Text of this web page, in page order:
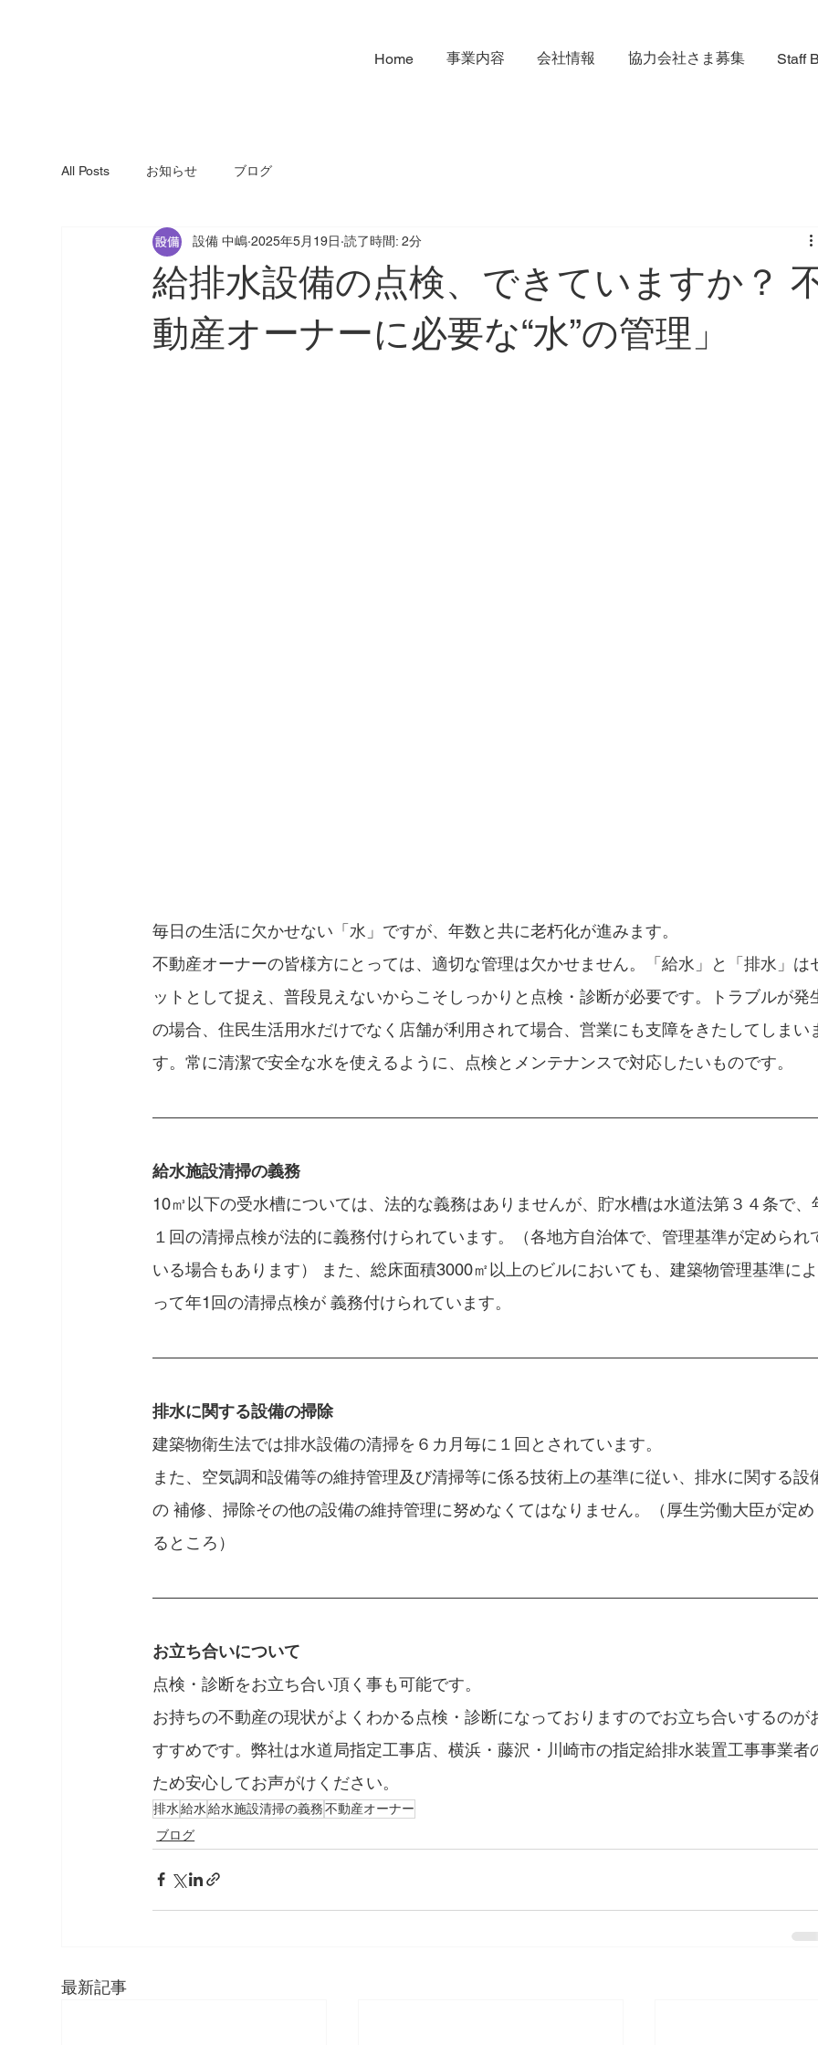
Home 事業内容 会社情報 協力会社さま募集 Staff
All Posts お知らせ ブログ
給排水設備の点検、できていますか？
動産オーナーに必要な“水”の管理」
設備 中嶋 2025年5月19日 読了時間: 2分
毎日の生活に欠かせない「水」ですが、年数と共に老朽化が進みます。
不動産オーナーの皆様方にとっては、適切な管理は欠かせません。「給水」と「排水」は
ットとして捉え、普段見えないからこそしっかりと点検・診断が必要です。トラブルが発
の場合、住民生活用水だけでなく店舗が利用されて場合、営業にも支障をきたしてしまい
す。常に清潔で安全な水を使えるように、点検とメンテナンスで対応したいものです。
給水施設清掃の義務
10㎥以下の受水槽については、法的な義務はありませんが、貯水槽は水道法第３４条で、
１回の清掃点検が法的に義務付けられています。（各地方自治体で、管理基準が定められ
いる場合もあります） また、総床面積3000㎡以上のビルにおいても、建築物管理基準によ
って年1回の清掃点検が 義務付けられています。
排水に関する設備の掃除
建築物衛生法では排水設備の清掃を６カ月毎に１回とされています。
また、空気調和設備等の維持管理及び清掃等に係る技術上の基準に従い、排水に関する設
の 補修、掃除その他の設備の維持管理に努めなくてはなりません。（厚生労働大臣が定め
るところ）
お立ち合いについて
点検・診断をお立ち合い頂く事も可能です。
お持ちの不動産の現状がよくわかる点検・診断になっておりますのでお立ち合いするのが
すすめです。弊社は水道局指定工事店、横浜・藤沢・川崎市の指定給排水装置工事事業者
ため安心してお声がけください。
排水給水給水施設清掃の義務不動産オーナー
ブログ
最新記事